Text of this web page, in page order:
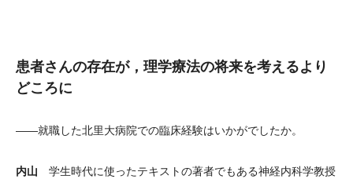
患者さんの存在が，理学療法の将来を考えるより
どころに
――就職した北里大病院での臨床経験はいかがでしたか。
内山 学生時代に使ったテキストの著者でもある神経内科学教授